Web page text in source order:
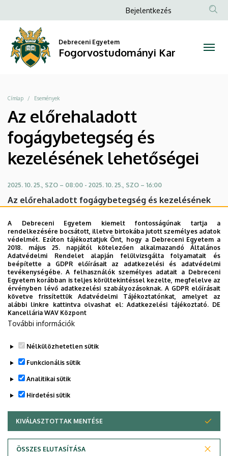
előrehaladott
fogágybetegség
kezelésének
lehetőségei
Fogorvostudományi
Kar
a
tartalomra
Anonim
menüje
Bejelentkezés
Debreceni Egyetem
Fogorvostudományi Kar
Morzsa
Címlap Események
Az előrehaladott
fogágybetegség és
kezelésének lehetőségei
2025. 10. 25., SZO – 08:00 - 2025. 10. 25., SZO – 16:00
Az előrehaladott fogágybetegség és kezelésének
Legutóbbi frissítés: 2025. 04. 22. 11:53
Adatvédelem
A Debreceni Egyetem kiemelt fontosságúnak tartja a
rendelkezésére bocsátott, illetve birtokába jutott személyes adatok
védelmét. Ezúton tájékoztatjuk Önt, hogy a Debreceni Egyetem a
2018. május 25. napjától kötelezően alkalmazandó Általános
Adatvédelmi Rendelet alapján felülvizsgálta folyamatait és
beépítette a GDPR előírásait az adatkezelési és adatvédelmi
tevékenységébe. A felhasználók személyes adatait a Debreceni
Egyetem korábban is teljes körültekintéssel kezelte, megfelelve az
érvényben lévő adatkezelési szabályozásoknak. A GDPR előírásait
követve frissítettük Adatvédelmi Tájékoztatónkat, amelyet az
alábbi linkre kattintva olvashat el:Adatkezelési tájékoztató. DE
Kancellária WAV Központ
További információk
Nélkülözhetetlen sütik
Funkcionális sütik
Analitikai sütik
Hirdetési sütik
KIVÁLASZTOTTAK MENTÉSE
ÖSSZES ELUTASÍTÁSA
WITHDRAW CONSENT